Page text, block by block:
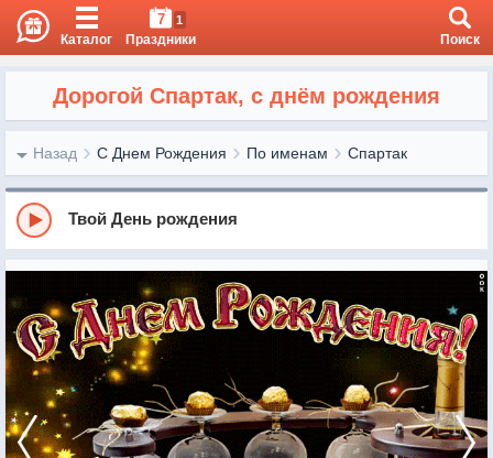
Каталог
7 1
Праздники Поиск
Дорогой Спартак, с днём рождения
Назад С Днем Рождения По именам Спартак
Твой День рождения